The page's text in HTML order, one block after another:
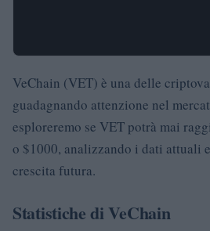
VeChain (VET) è una delle
guadagnando attenzione nel
esploreremo se VET potrà mai
o $1000, analizzando i dati attuali
crescita futura.
Statistiche di VeChain